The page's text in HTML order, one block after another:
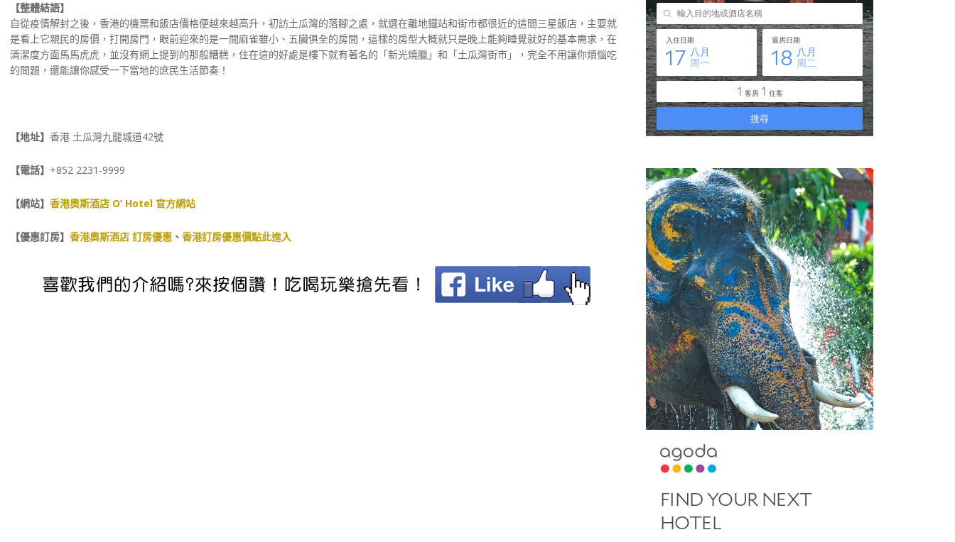
【整體結語】
自從疫情解封之後，香港的機票和飯店價格便越來越高升，初訪土瓜灣的落腳之處，就選在離地鐵站和街市都很近的這間三星飯店，主要就
是看上它親民的房價，打開房門，眼前迎來的是一間麻雀雖小、五臟俱全的房間，這樣的房型大概就只是晚上能夠睡覺就好的基本需求，在
清潔度方面馬馬虎虎，並沒有網上提到的那般糟糕，住在這的好處是樓下就有著名的「新光燒臘」和「土瓜灣街市」，完全不用讓你煩惱吃
的問題，還能讓你感受一下當地的庶民生活節奏！
【地址】 香港 土瓜灣九龍城道42號
【電話】 +852 2231-9999
【網站】 香港奧斯酒店 O’ Hotel 官方網站
【優惠訂房】 香港奧斯酒店 訂房優惠 、 香港訂房優惠價點此進入